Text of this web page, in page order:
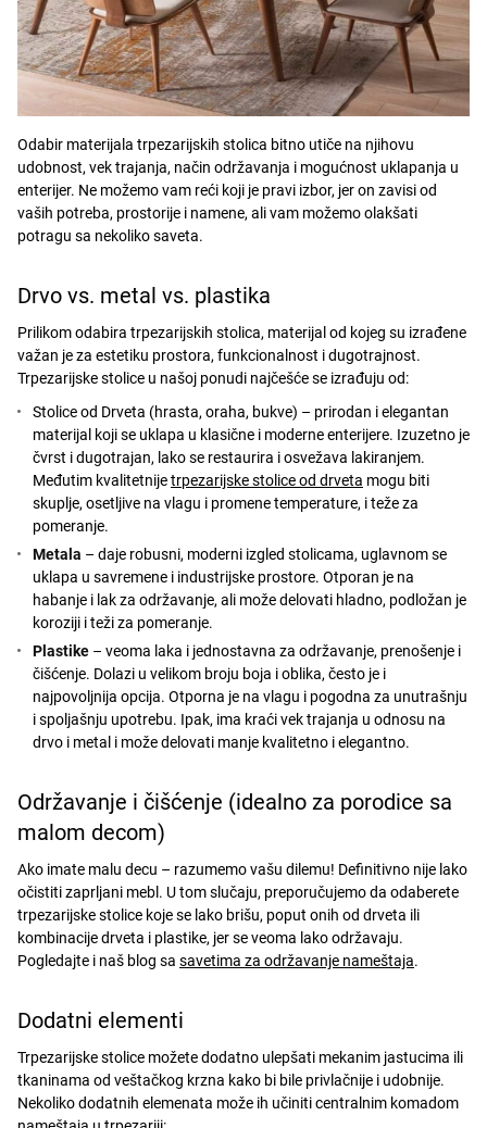
Odabir materijala trpezarijskih stolica bitno utiče na njihovu
udobnost, vek trajanja, način održavanja i mogućnost uklapanja u
enterijer. Ne možemo vam reći koji je pravi izbor, jer on zavisi od
vaših potreba, prostorije i namene, ali vam možemo olakšati
potragu sa nekoliko saveta.
Drvo vs. metal vs. plastika
Prilikom odabira trpezarijskih stolica, materijal od kojeg su izrađene
važan je za estetiku prostora, funkcionalnost i dugotrajnost.
Trpezarijske stolice u našoj ponudi najčešće se izrađuju od:
Stolice od Drveta (hrasta, oraha, bukve) – prirodan i elegantan
materijal koji se uklapa u klasične i moderne enterijere. Izuzetno je
čvrst i dugotrajan, lako se restaurira i osvežava lakiranjem.
Međutim kvalitetnijetrpezarijske stolice od drveta mogu biti
skuplje, osetljive na vlagu i promene temperature, i teže za
pomeranje.
Metala – daje robusni, moderni izgled stolicama, uglavnom se
uklapa u savremene i industrijske prostore. Otporan je na
habanje i lak za održavanje, ali može delovati hladno, podložan je
koroziji i teži za pomeranje.
Plastike – veoma laka i jednostavna za održavanje, prenošenje i
čišćenje. Dolazi u velikom broju boja i oblika, često je i
najpovoljnija opcija. Otporna je na vlagu i pogodna za unutrašnju
i spoljašnju upotrebu. Ipak, ima kraći vek trajanja u odnosu na
drvo i metal i može delovati manje kvalitetno i elegantno.
Održavanje i čišćenje (idealno za porodice sa
malom decom)
Ako imate malu decu – razumemo vašu dilemu! Definitivno nije lako
očistiti zaprljani mebl. U tom slučaju, preporučujemo da odaberete
trpezarijske stolice koje se lako brišu, poput onih od drveta ili
kombinacije drveta i plastike, jer se veoma lako održavaju.
Pogledajte i naš blog sa savetima za održavanje nameštaja.
Dodatni elementi
Trpezarijske stolice možete dodatno ulepšati mekanim jastucima ili
tkaninama od veštačkog krzna kako bi bile privlačnije i udobnije.
Nekoliko dodatnih elemenata može ih učiniti centralnim komadom